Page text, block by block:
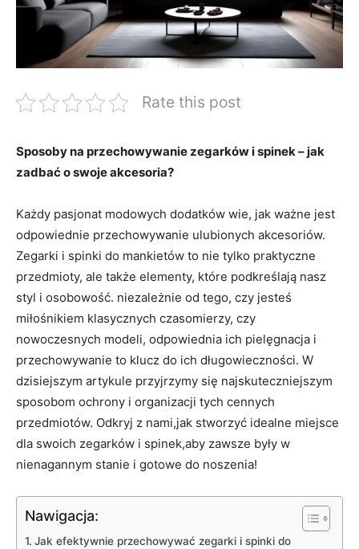
Rate this post
Sposoby na przechowywanie zegarków i spinek – jak
zadbać o swoje akcesoria?
Każdy pasjonat modowych dodatków wie, jak ważne jest
odpowiednie przechowywanie ulubionych akcesoriów.
Zegarki i spinki do mankietów to nie ⁢tylko praktyczne
przedmioty, ale także elementy, które podkreślają nasz
styl i osobowość. ⁤niezależnie⁢ od tego,⁣ czy jesteś
miłośnikiem ‌klasycznych czasomierzy, czy
nowoczesnych modeli, odpowiednia ich pielęgnacja ⁤i
przechowywanie to​ klucz do ich długowieczności. W
dzisiejszym artykule przyjrzymy się najskuteczniejszym
sposobom ‍ochrony i⁤ organizacji ‌tych​ cennych
przedmiotów. Odkryj z⁤ nami,jak stworzyć idealne miejsce
dla swoich zegarków i spinek,aby zawsze były w
nienagannym stanie i gotowe ​do noszenia!
Nawigacja:
Jak efektywnie przechowywać zegarki i spinki do